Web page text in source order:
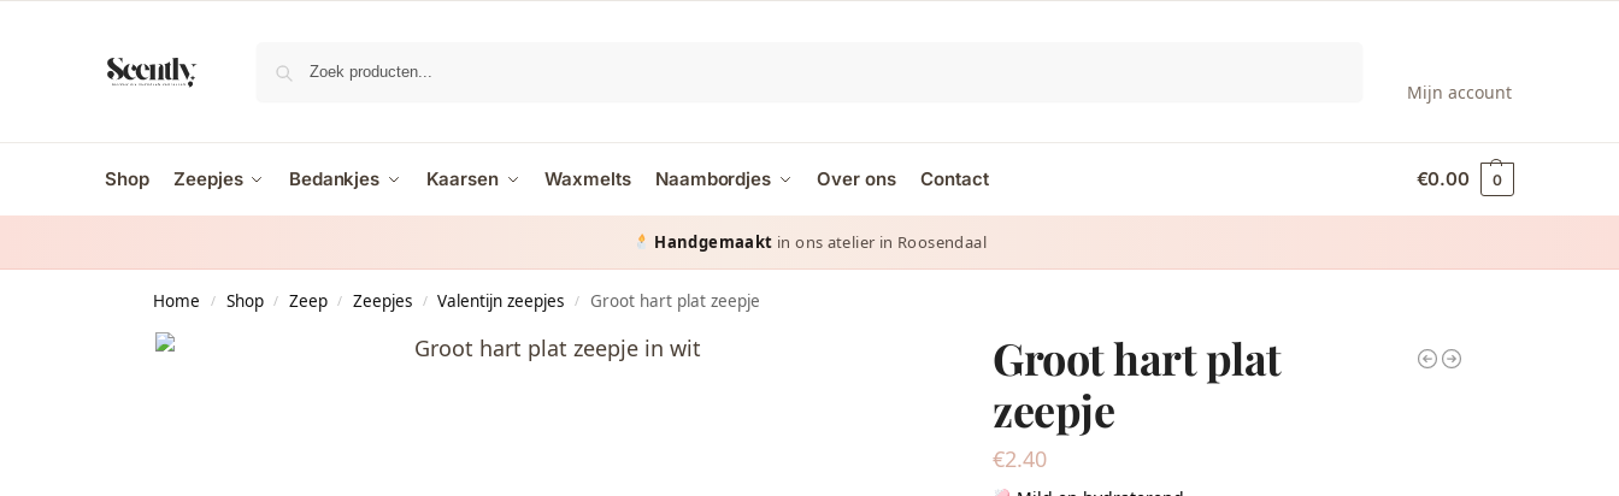
Mijn account
Shop Zeepjes Bedankjes Kaarsen Waxmelts Naambordjes Over ons Contact €0.00 0
Gratis verzendingvanaf € 65 in Nederland & België
Handgemaakt in ons atelier in Roosendaal
Home / Shop / Zeep / Zeepjes / Valentijn zeepjes / Groot hart plat zeepje
Groot hart plat
zeepje
€2.40